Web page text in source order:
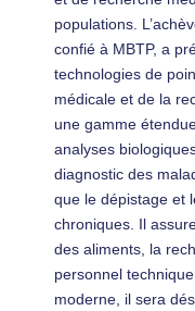
populations.
confié à MBTP, a
technologies de
médicale et de la
une gamme
analyses
diagnostic des
que le dépistage et
chroniques. Il
des aliments, la
personnel
moderne, il sera